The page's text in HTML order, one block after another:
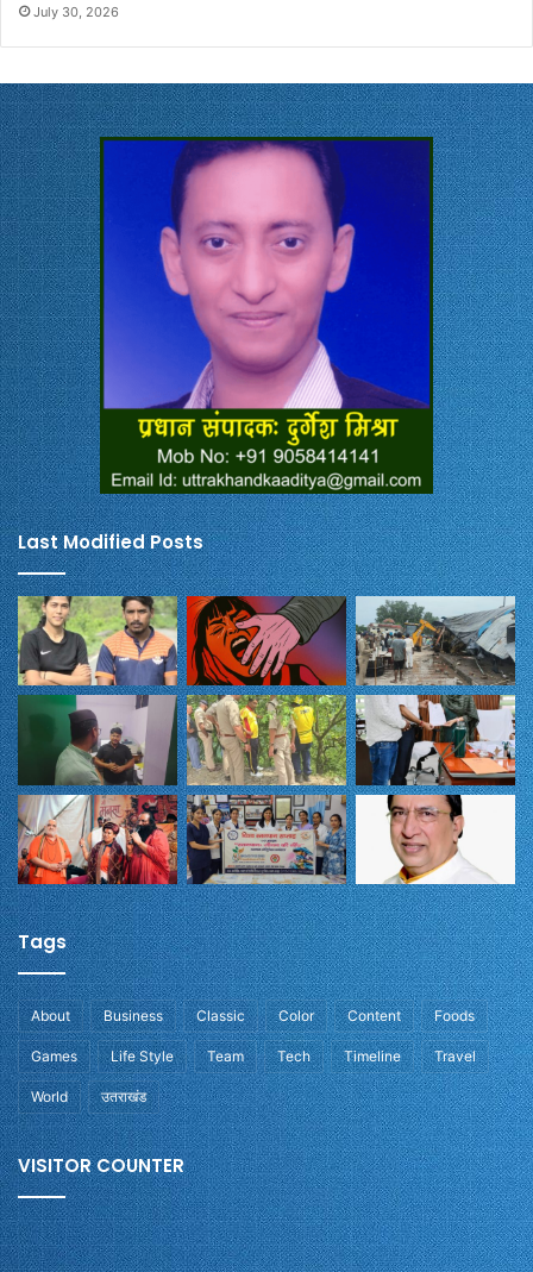
July 30, 2026
Last Modified Posts
Tags
About Business Classic Color Content Foods
Games Life Style Team Tech Timeline Travel
World उतराखंड
VISITOR COUNTER